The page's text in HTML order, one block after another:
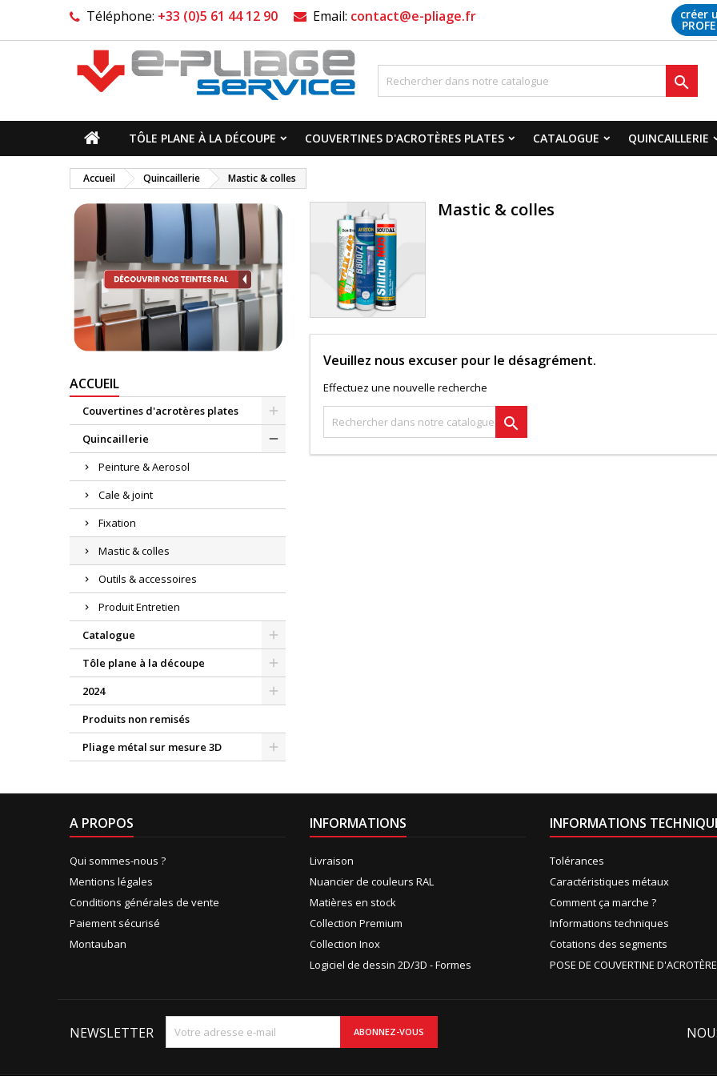
Téléphone: +33 (0)5 61 44 12 90 Email: contact@e-pliage.fr créer

TÔLE PLANE À LA DÉCOUPE COUVERTINES D'ACROTÈRES PLATES CATALOGUE QUINCAILLERIE
Accueil Quincaillerie Mastic & colles
ACCUEIL
Couvertines d'acrotères plates
Quincaillerie
Peinture & Aerosol
Cale & joint
Fixation
Mastic & colles
Outils & accessoires
Produit Entretien
Catalogue
Tôle plane à la découpe
2024
Produits non remisés
Pliage métal sur mesure 3D
Mastic & colles
Veuillez nous excuser pour le désagrément.
Effectuez une nouvelle recherche

A PROPOS
Qui sommes-nous ?
Mentions légales
Conditions générales de vente
Paiement sécurisé
Montauban
INFORMATIONS
Livraison
Nuancier de couleurs RAL
Matières en stock
Collection Premium
Collection Inox
Logiciel de dessin 2D/3D - Formes
INFORMATIONS
Tolérances
Caractéristiques métaux
Comment ça marche ?
Informations techniques
Cotations des segments
POSE DE COUVERTINE
NEWSLETTER